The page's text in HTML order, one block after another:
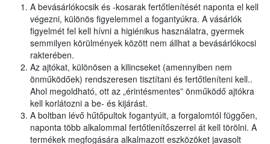
A bevásárlókocsik és -kosarak fertőtlenítését naponta el kell
végezni, különös figyelemmel a fogantyúkra. A vásárlók
figyelmét fel kell hívni a higiénikus használatra, gyermek
semmilyen körülmények között nem állhat a bevásárlókocsi
rakterében.
Az ajtókat, különösen a kilincseket (amennyiben nem
önműködőek) rendszeresen tisztítani és fertőtleníteni kell..
Ahol megoldható, ott az „érintésmentes” önműködő ajtókra
kell korlátozni a be- és kijárást.
A boltban lévő hűtőpultok fogantyúit, a forgalomtól függően,
naponta több alkalommal fertőtlenítőszerrel át kell törölni. A
termékek megfogására alkalmazott eszközöket javasolt